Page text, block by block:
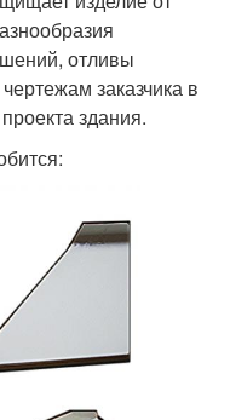
отливы
заказчика в
здания.